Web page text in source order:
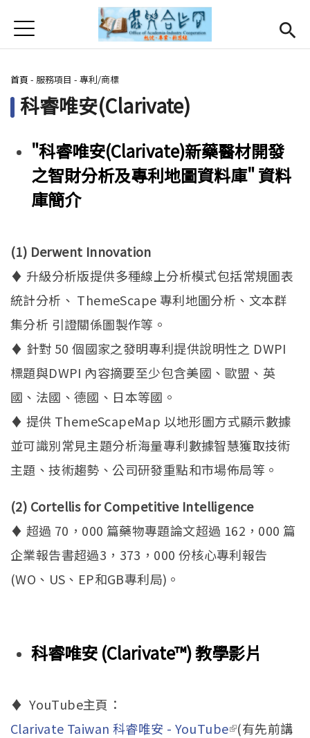
首頁
首頁
最新消息
關於我們
Open submenu (服務項目)
服務項目
Open submenu (研發能量)
研發能量
活動集錦
English(link is external)
專利公告
Jump to Navigation
Jump to Main content
您在這裡
首頁 - 服務項目 - 專利/商標
科睿唯安(Clarivate)
"科睿唯安(Clarivate)新藥醫材開發
之智財分析及專利地圖資料庫" 資料
庫簡介
(1) Derwent Innovation
♦ 升級分析版提供多種線上分析模式包括常規圖表
統計分析、 ThemeScape 專利地圖分析、文本群
集分析 引證關係圖製作等。
♦ 針對 50 個國家之發明專利提供說明性之 DWPI
標題與DWPI 內容摘要至少包含美國、歐盟、英
國、法國、德國、日本等國。
♦ 提供 ThemeScapeMap 以地形圖方式顯示數據
並可識別常見主題分析海量專利數據智慧獲取技術
主題、技術趨勢、公司研發重點和市場佈局等。
(2) Cortellis for Competitive Intelligence
♦ 超過 70，000 篇藥物專題論文超過 162，000 篇
企業報告書超過3，373，000 份核心專利報告
(WO、US、EP和GB專利局)。
科睿唯安 (Clarivate™) 教學影片
♦ YouTube主頁：
Clarivate Taiwan 科睿唯安 - YouTube(link is
(有先前講